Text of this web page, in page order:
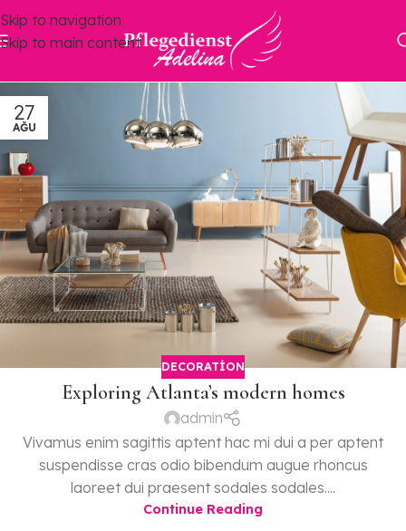
Skip to navigation
Skip to main content
27
AĞU
DECORATION
Exploring Atlanta’s modern homes
admin
Vivamus enim sagittis aptent hac mi dui a per aptent
suspendisse cras odio bibendum augue rhoncus
laoreet dui praesent sodales sodales....
Continue Reading